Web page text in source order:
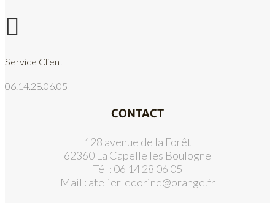

Service Client
06.14.28.06.05
CONTACT
128 avenue de la Forêt
62360 La Capelle les Boulogne
Tél : 06 14 28 06 05
Mail : atelier-edorine@orange.fr